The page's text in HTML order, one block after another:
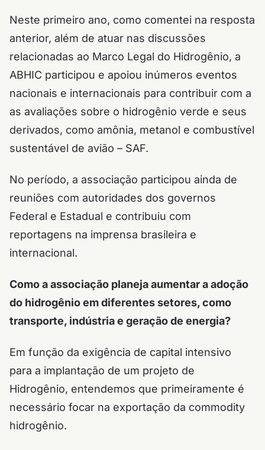
Neste primeiro ano, como comentei na resposta
anterior, além de atuar nas discussões
relacionadas ao Marco Legal do Hidrogênio, a
ABHIC participou e apoiou inúmeros eventos
nacionais e internacionais para contribuir com a
as avaliações sobre o hidrogênio verde e seus
derivados, como amônia, metanol e combustível
sustentável de avião – SAF.
No período, a associação participou ainda de
reuniões com autoridades dos governos
Federal e Estadual e contribuiu com
reportagens na imprensa brasileira e
internacional.
Como a associação planeja aumentar a adoção
do hidrogênio em diferentes setores, como
transporte, indústria e geração de energia?
Em função da exigência de capital intensivo
para a implantação de um projeto de
Hidrogênio, entendemos que primeiramente é
necessário focar na exportação da commodity
hidrogênio.